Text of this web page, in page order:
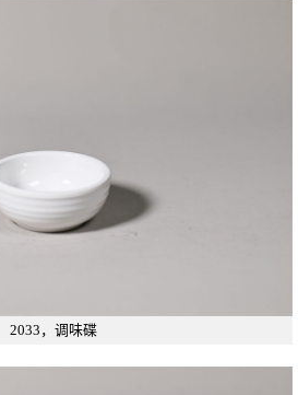
2033，调味碟